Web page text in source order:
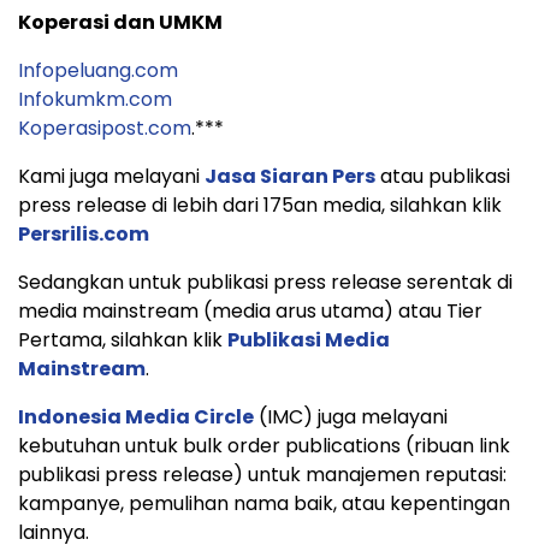
Koperasi dan UMKM
Infopeluang.com
Infokumkm.com
Koperasipost.com.***
Kami juga melayani Jasa Siaran Persatau publikasi
press release di lebih dari 175an media, silahkan klik
Persrilis.com
Sedangkan untuk publikasi press release serentak di
media mainstream (media arus utama) atau Tier
Pertama, silahkan klik Publikasi Media
Mainstream.
Indonesia Media Circle (IMC) juga melayani
kebutuhan untuk bulk order publications (ribuan link
publikasi press release) untuk manajemen reputasi:
kampanye, pemulihan nama baik, atau kepentingan
lainnya.